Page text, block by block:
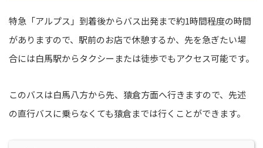
特急「アルプス」到着後からバス出発まで約1時間程度の時間
がありますので、駅前のお店で休憩するか、先を急ぎたい場
合には白馬駅からタクシーまたは徒歩でもアクセス可能です。
このバスは白馬八方から先、猿倉方面へ行きますので、先述
の直行バスに乗らなくても猿倉までは行くことができます。